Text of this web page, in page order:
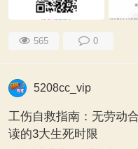
565 0
5208cc_vip
工伤自救指南：无劳动
读的3大生死时限